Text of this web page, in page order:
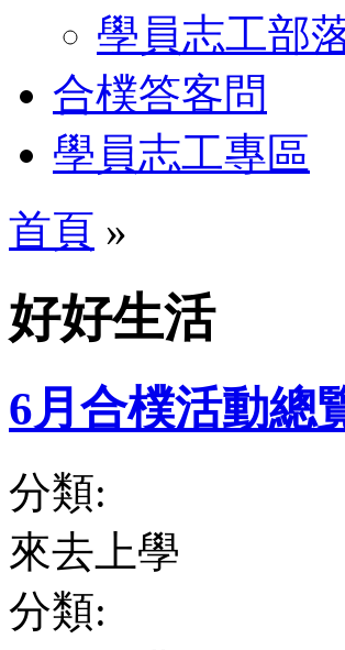
學員志工部
合樸答客問
學員志工專區
首頁 »
好好生活
6月合樸活動總
分類:
來去上學
分類: